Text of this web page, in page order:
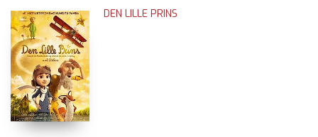
DEN LILLE PRINS